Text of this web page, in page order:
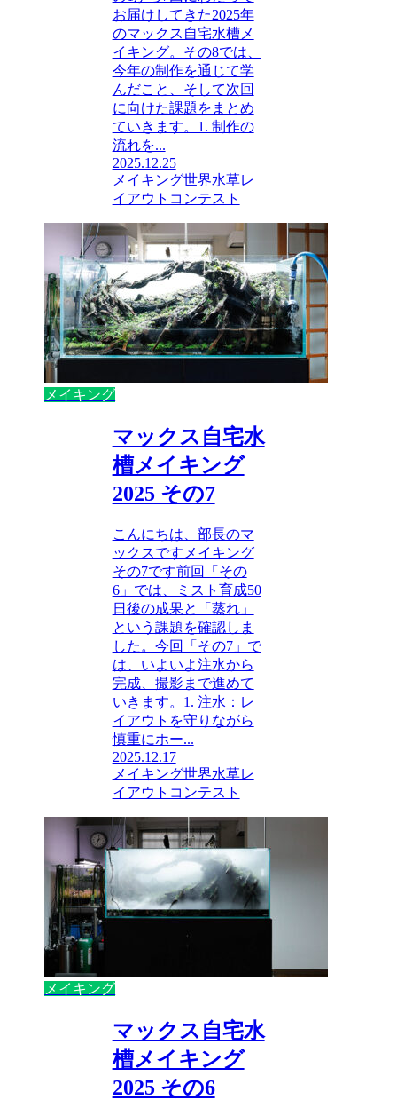
お届けしてきた2025年
のマックス自宅水槽メ
イキング。その8では、
今年の制作を通じて学
んだこと、そして次回
に向けた課題をまとめ
ていきます。1. 制作の
流れを...
2025.12.25
メイキング世界水草レ
イアウトコンテスト
メイキング
マックス自宅水
槽メイキング
2025 その7
こんにちは、部長のマ
ックスですメイキング
その7です前回「その
6」では、ミスト育成50
日後の成果と「蒸れ」
という課題を確認しま
した。今回「その7」で
は、いよいよ注水から
完成、撮影まで進めて
いきます。1. 注水：レ
イアウトを守りながら
慎重にホー...
2025.12.17
メイキング世界水草レ
イアウトコンテスト
メイキング
マックス自宅水
槽メイキング
2025 その6